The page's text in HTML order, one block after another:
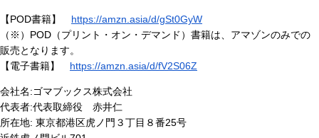
【POD書籍】 https://amzn.asia/d/gSt0GyW
（※）POD（プリント・オン・デマンド）書籍は、アマゾンのみでの
販売となります。
【電子書籍】 https://amzn.asia/d/fV2S06Z
会社名:ゴマブックス株式会社
代表者:代表取締役 赤井仁
所在地: 東京都港区虎ノ門３丁目８番25号